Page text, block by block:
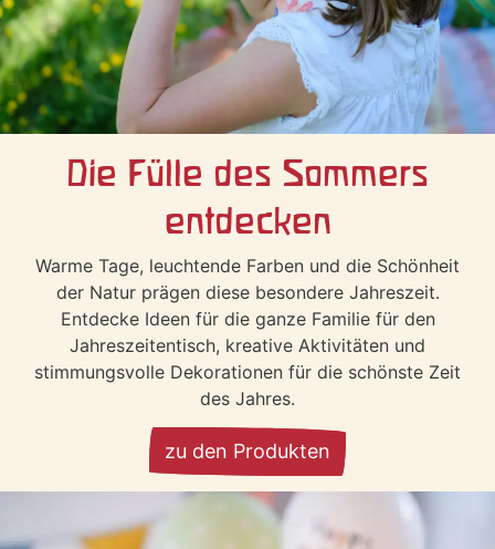
Die Fülle des Sommers
entdecken
Warme Tage, leuchtende Farben und die Schönheit
der Natur prägen diese besondere Jahreszeit.
Entdecke Ideen für die ganze Familie für den
Jahreszeitentisch, kreative Aktivitäten und
stimmungsvolle Dekorationen für die schönste Zeit
des Jahres.
zu den Produkten